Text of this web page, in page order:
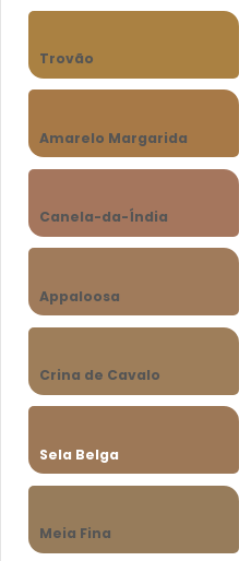
Trovão
Amarelo Margarida
Canela-da-Índia
Appaloosa
Crina de Cavalo
Sela Belga
Meia Fina